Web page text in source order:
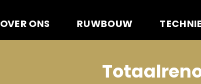
OVER ONS RUWBOUW